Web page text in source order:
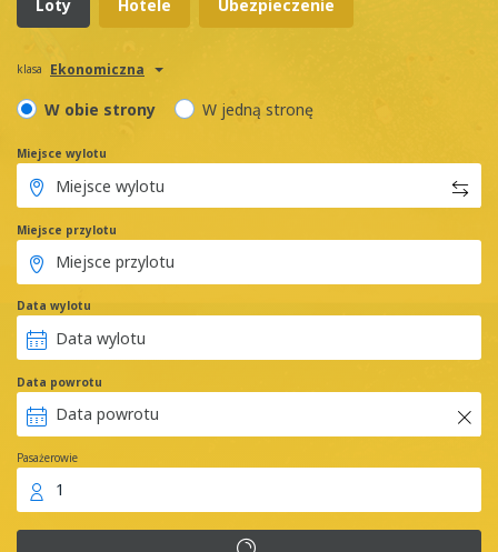
Loty Hotele Ubezpieczenie
klasa Ekonomiczna
W obie strony W jedną stronę
Miejsce wylotu
Miejsce przylotu
Data wylotu
Data powrotu
Pasażerowie
1